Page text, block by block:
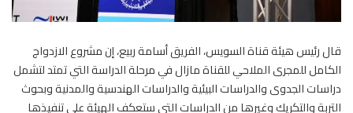
قال رئيس هيئة قناة السويس، الفريق أسامة ربيع، إن مشروع الازدواج
الكامل للمجرى الملاحي للقناة مازال في مرحلة الدراسة التي تمتد لتشمل
دراسات الجدوى والدراسات البيئية والدراسات الهندسية والمدنية وبحوث
التربة والتكريك وغيرها من الدراسات التي ستعكف الهيئة على تنفيذها